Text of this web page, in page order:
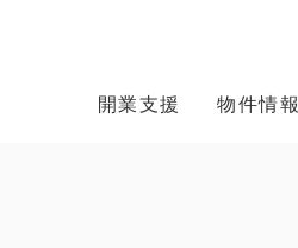
開業支援 物件情報